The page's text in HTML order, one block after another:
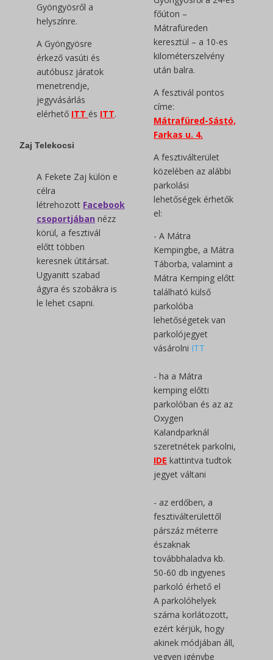
Gyöngyösről a
helyszínre.
A Gyöngyösre
érkező vasúti és
autóbusz járatok
menetrendje,
jegyvásárlás
elérhető ITT és ITT.
Zaj Telekocsi
A Fekete Zaj külön e
célra
létrehozott Facebook
csoportjában nézz
körül, a fesztivál
előtt többen
keresnek útitársat.
Ugyanitt szabad
ágyra és szobákra is
le lehet csapni.
főúton –
Mátrafüreden
keresztül – a 10-es
kilométerszelvény
után balra.
A fesztivál pontos
címe:
Mátrafüred-Sástó,
Farkas u. 4.
A fesztiválterület
közelében az alábbi
parkolási
lehetőségek érhetők
el:
- A Mátra
Kempingbe, a Mátra
Táborba, valamint a
Mátra Kemping előtt
található külső
parkolóba
lehetőségetek van
parkolójegyet
vásárolni ITT
- ha a Mátra
kemping előtti
parkolóban és az az
Oxygen
Kalandparknál
szeretnétek parkolni,
IDE kattintva tudtok
jegyet váltani
- az erdőben, a
fesztiválterülettől
párszáz méterre
északnak
továbbhaladva kb.
50-60 db ingyenes
parkoló érhető el
A parkolóhelyek
száma korlátozott,
ezért kérjük, hogy
akinek módjában áll,
vegyen igénybe